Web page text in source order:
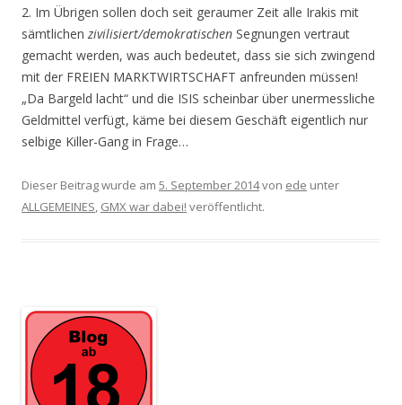
2. Im Übrigen sollen doch seit geraumer Zeit alle Irakis mit
sämtlichen zivilisiert/demokratischen Segnungen vertraut
gemacht werden, was auch bedeutet, dass sie sich zwingend
mit der FREIEN MARKTWIRTSCHAFT anfreunden müssen!
„Da Bargeld lacht“ und die ISIS scheinbar über unermessliche
Geldmittel verfügt, käme bei diesem Geschäft eigentlich nur
selbige Killer-Gang in Frage…
Dieser Beitrag wurde am 5. September 2014von ede unter
ALLGEMEINES, GMX war dabei! veröffentlicht.